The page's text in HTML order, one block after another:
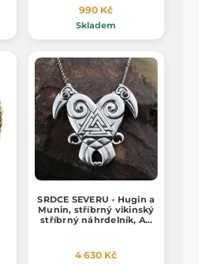
990 Kč
Skladem
SRDCE SEVERU - Hugin a
Munin, stříbrný vikinský
stříbrný náhrdelník, Ag
4 630 Kč